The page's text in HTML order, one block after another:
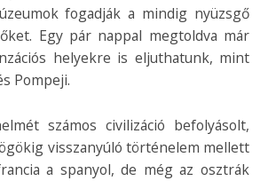
fogadják a mindig nyüzsgő
Egy pár nappal megtoldva már
helyekre is eljuthatunk, mint
Pompeji.
számos civilizáció befolyásolt,
visszanyúló történelem mellett
a spanyol, de még az osztrák